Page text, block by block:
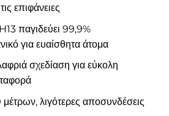
επιφάνειες
παγιδεύει 99,9%
για ευαίσθητα άτομα
σχεδίαση για εύκολη
λιγότερες αποσυνδέσεις